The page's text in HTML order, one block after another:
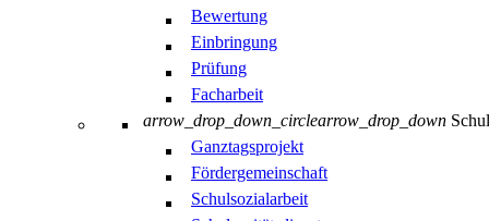
Bewertung
Einbringung
Prüfung
Facharbeit
arrow_drop_down_circlearrow_drop_down
Ganztagsprojekt
Fördergemeinschaft
Schulsozialarbeit